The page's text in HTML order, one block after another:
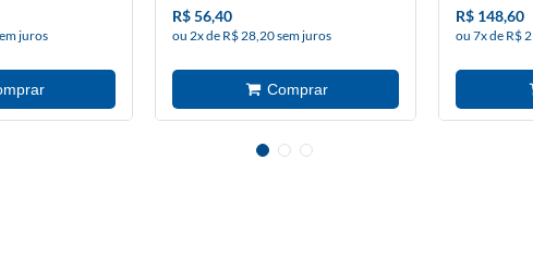
juros
R$ 56,40
ou 2x de R$ 28,20 sem juros
R$ 148,60
ou 7x de R$